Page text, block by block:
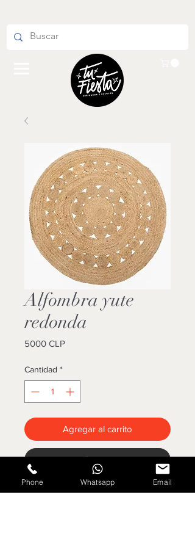
Alfombra yute
redonda
5000 CLPPrecio
Cantidad *
Agregar al carrito
Cotizar
150 cms diametro
Phone Whatsapp Email